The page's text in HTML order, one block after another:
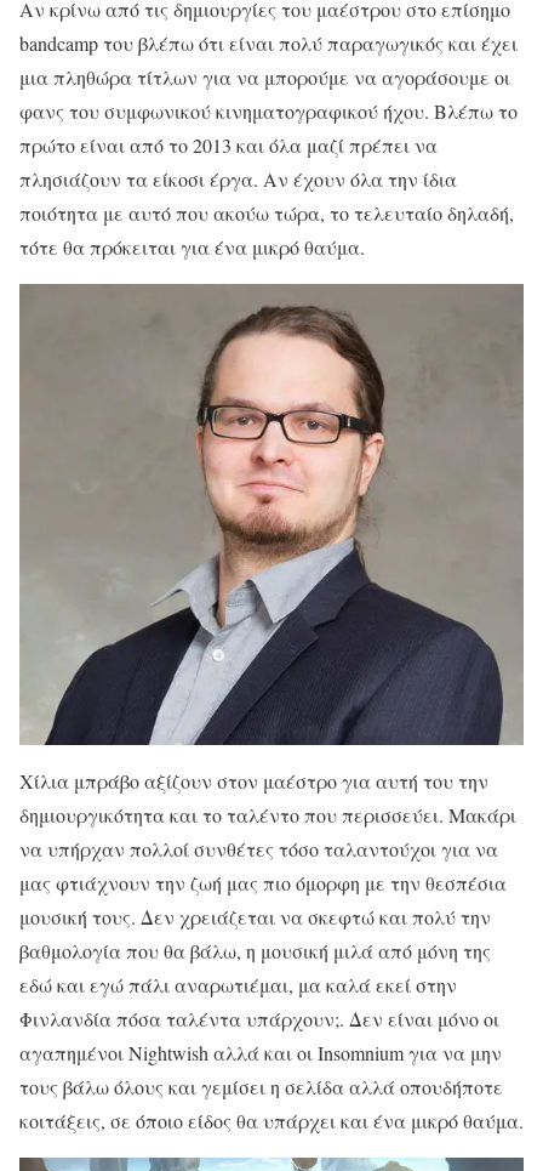
Αν κρίνω από τις δημιουργίες του μαέστρου στο επίσημο
bandcamp του βλέπω ότι είναι πολύ παραγωγικός και έχει
μια πληθώρα τίτλων για να μπορούμε να αγοράσουμε οι
φανς του συμφωνικού κινηματογραφικού ήχου. Βλέπω το
πρώτο είναι από το 2013 και όλα μαζί πρέπει να
πλησιάζουν τα είκοσι έργα. Αν έχουν όλα την ίδια
ποιότητα με αυτό που ακούω τώρα, το τελευταίο δηλαδή,
τότε θα πρόκειται για ένα μικρό θαύμα.
Χίλια μπράβο αξίζουν στον μαέστρο για αυτή του την
δημιουργικότητα και το ταλέντο που περισσεύει. Μακάρι
να υπήρχαν πολλοί συνθέτες τόσο ταλαντούχοι για να
μας φτιάχνουν την ζωή μας πιο όμορφη με την θεσπέσια
μουσική τους. Δεν χρειάζεται να σκεφτώ και πολύ την
βαθμολογία που θα βάλω, η μουσική μιλά από μόνη της
εδώ και εγώ πάλι αναρωτιέμαι, μα καλά εκεί στην
Φινλανδία πόσα ταλέντα υπάρχουν;. Δεν είναι μόνο οι
αγαπημένοι Nightwish αλλά και οι Insomnium για να μην
τους βάλω όλους και γεμίσει η σελίδα αλλά οπουδήποτε
κοιτάξεις, σε όποιο είδος θα υπάρχει και ένα μικρό θαύμα.